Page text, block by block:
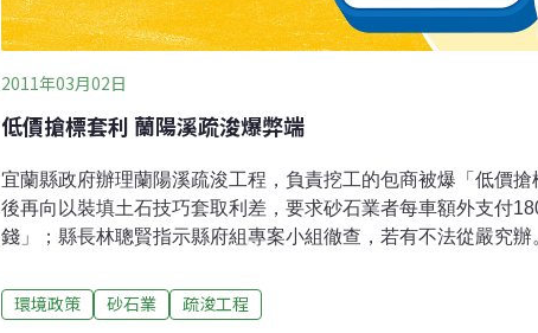
2011年03月02日
低價搶標套利 蘭陽溪疏浚爆弊端
宜蘭縣政府辦理蘭陽溪疏浚工程，負責挖工的包商被爆「低價搶
後再向以裝填土石技巧套取利差，要求砂石業者每車額外支付
錢」；縣長林聰賢指示縣府組專案小組徹查，若有不法從嚴究辦
元價格得標，總價1398萬元。縣府民政處長陳文昌說，市場每立
成本約20元，業者以不到一半價格「搶標」，根本不符成本。為
環境政策 砂石業 疏浚工程